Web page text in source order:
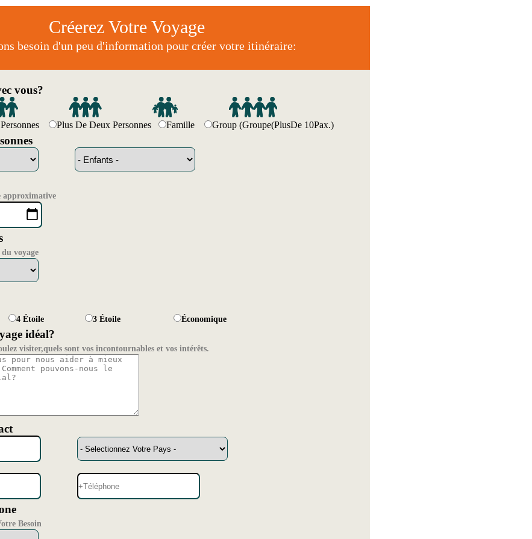
Créerez Votre Voyage
besoin d'un peu d'information pour créer votre itinéraire:
vous?
Personnes Plus De Deux Personnes Famille Group (Groupe(PlusDe 10Pax.)
approximative
voyage
4 Étoile 3 Étoile Économique
idéal?
visiter,quels sont vos incontournables et vos intérêts.
Besoin